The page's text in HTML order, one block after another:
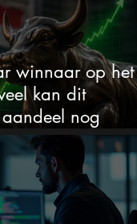
winnaar op het
kan dit
nog